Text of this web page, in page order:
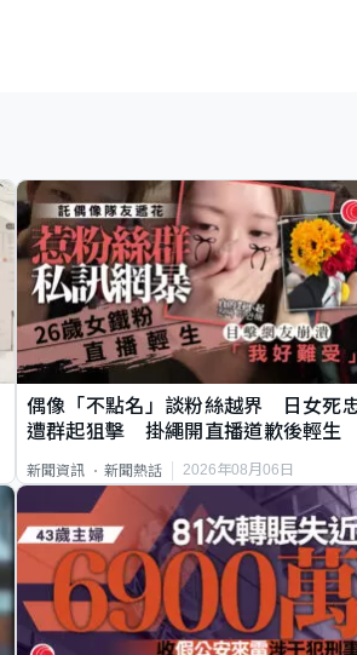
偶像「不點名」談粉絲越界 日女死
遭群起狙擊 掛繩開直播道歉後輕生
新聞資訊 新聞熱話 2026年08月06日